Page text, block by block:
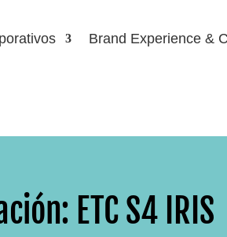
Brand Experience &
ETC S4 IRIS